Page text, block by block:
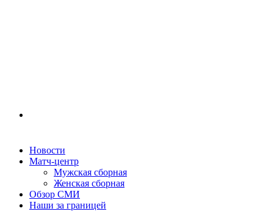
Новости
Матч-центр
Мужская сборная
Женская сборная
Обзор СМИ
Наши за границей